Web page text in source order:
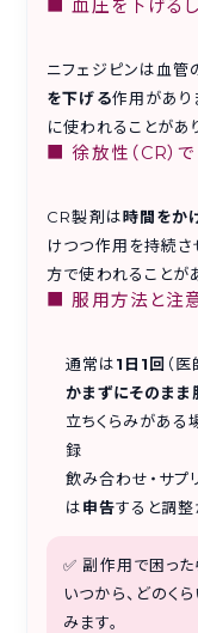
■ 血圧を下げるし
ニフェジピンは血管
を下げる作用があり
に使われることがあ
■ 徐放性（CR）
CR製剤は時間をか
けつつ作用を持続
方で使われることが
■ 服用方法と注意
通常は1日1回 （
かまずにそのまま
立ちくらみがある
録
飲み合わせ・サプ
は申告すると調
✅ 副作用で困った
いつから、どのく
みます。